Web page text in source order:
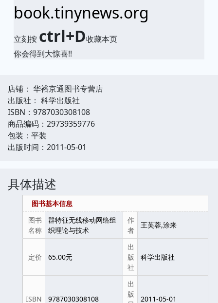
book.tinynews.org
立刻按 ctrl+D收藏本页
你会得到大惊喜!!
店铺： 华裕京通图书专营店
出版社： 科学出版社
ISBN：9787030308108
商品编码：29739359776
包装：平装
出版时间：2011-05-01
具体描述
图书基本信息
图书
名称
群特征无线移动网络组
织理论与技术
作
者
王芙蓉,涂来
定价 65.00元
出
版
社
科学出版社
ISBN 9787030308108
出
版
2011-05-01